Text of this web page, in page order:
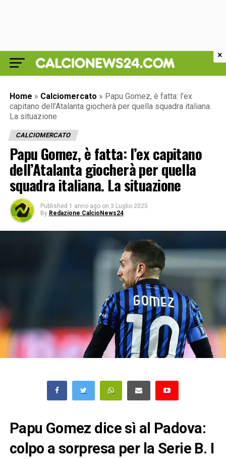
Home » Calciomercato » Papu Gomez, è fatta: l’ex
capitano dell’Atalanta giocherà per quella squadra italiana.
La situazione
CALCIOMERCATO
Papu Gomez, è fatta: l’ex capitano
dell’Atalanta giocherà per quella
squadra italiana. La situazione
Published 1 anno ago on 3 Luglio 2025
By Redazione CalcioNews24
Papu Gomez dice sì al Padova:
colpo a sorpresa per la Serie B. I
×